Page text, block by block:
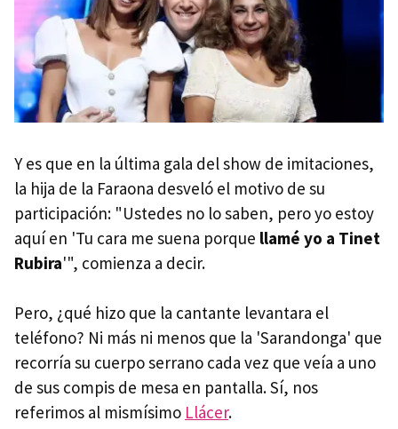
Y es que en la última gala del show de imitaciones,
la hija de la Faraona desveló el motivo de su
participación: "Ustedes no lo saben, pero yo estoy
aquí en 'Tu cara me suena porque llamé yo a Tinet
Rubira'", comienza a decir.
Pero, ¿qué hizo que la cantante levantara el
teléfono? Ni más ni menos que la 'Sarandonga' que
recorría su cuerpo serrano cada vez que veía a uno
de sus compis de mesa en pantalla. Sí, nos
referimos al mismísimo Llácer.